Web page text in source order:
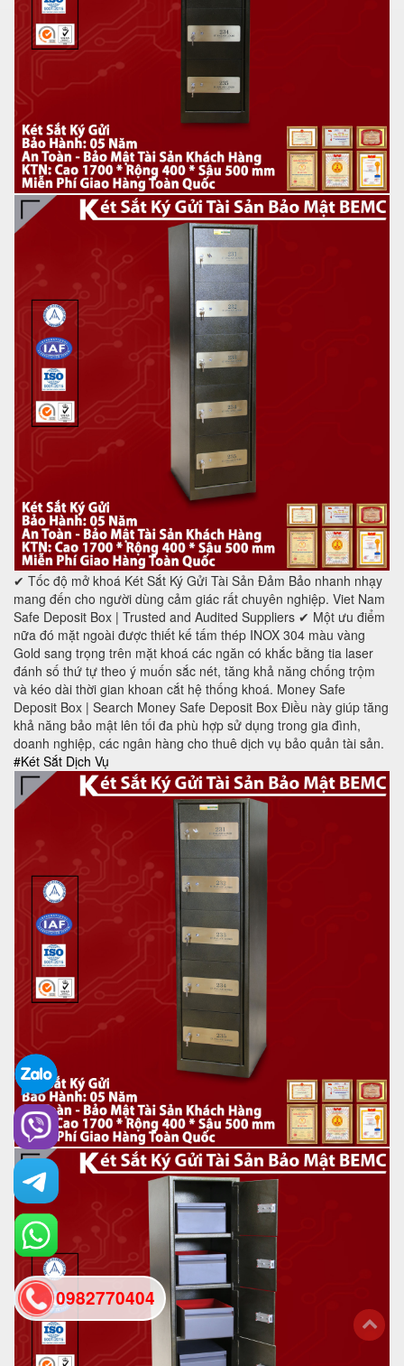
✔ Tốc độ mở khoá Két Sắt Ký Gửi Tài Sản Đảm Bảo nhanh nhạy
mang đến cho người dùng cảm giác rất chuyên nghiệp. Viet Nam
Safe Deposit Box | Trusted and Audited Suppliers ✔ Một ưu điểm
nữa đó mặt ngoài được thiết kế tấm thép INOX 304 màu vàng
Gold sang trọng trên mặt khoá các ngăn có khắc bằng tia laser
đánh số thứ tự theo ý muốn sắc nét, tăng khả năng chống trộm
và kéo dài thời gian khoan cắt hệ thống khoá. Money Safe
Deposit Box | Search Money Safe Deposit Box Điều này giúp tăng
khả năng bảo mật lên tối đa phù hợp sử dụng trong gia đình,
doanh nghiệp, các ngân hàng cho thuê dịch vụ bảo quản tài sản.
#Két Sắt Dịch Vụ
0982770404